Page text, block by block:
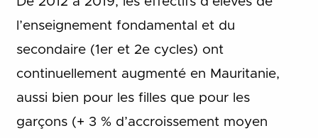
l’enseignement fondamental et du
secondaire (1er et 2e cycles) ont
continuellement augmenté en Mauritanie,
aussi bien pour les filles que pour les
garçons (+ 3 % d’accroissement moyen